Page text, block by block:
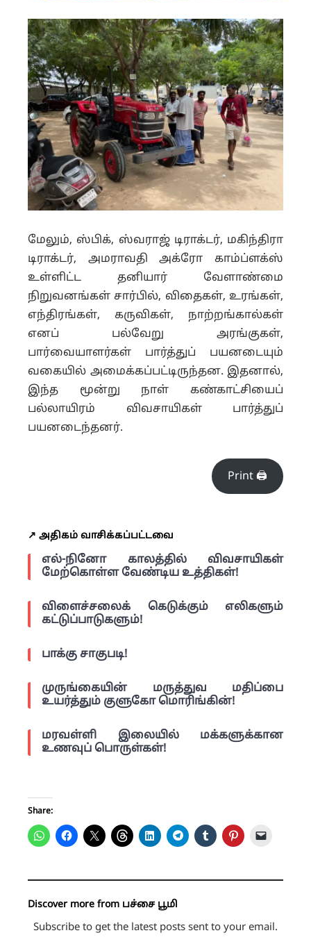
மேலும், ஸ்பிக், ஸ்வராஜ் டிராக்டர், மகிந்திரா
டிராக்டர், அமராவதி அக்ரோ காம்ப்ளக்ஸ்
உள்ளிட்ட தனியார் வேளாண்மை
நிறுவனங்கள் சார்பில், விதைகள், உரங்கள்,
எந்திரங்கள், கருவிகள், நாற்றங்கால்கள்
எனப் பல்வேறு அரங்குகள்,
பார்வையாளர்கள் பார்த்துப் பயனடையும்
வகையில் அமைக்கப்பட்டிருந்தன. இதனால்,
இந்த மூன்று நாள் கண்காட்சியைப்
பல்லாயிரம் விவசாயிகள் பார்த்துப்
பயனடைந்தனர்.
Print 🖨
↗️ அதிகம் வாசிக்கப்பட்டவை
எல்-நினோ காலத்தில் விவசாயிகள்
மேற்கொள்ள வேண்டிய உத்திகள்!
விளைச்சலைக் கெடுக்கும் எலிகளும்
கட்டுப்பாடுகளும்!
பாக்கு சாகுபடி!
முருங்கையின் மருத்துவ மதிப்பை
உயர்த்தும் குளுகோ மொரிங்கின்!
மரவள்ளி இலையில் மக்களுக்கான
உணவுப் பொருள்கள்!
Share:
Discover more from பச்சை பூமி
Subscribe to get the latest posts sent to your email.